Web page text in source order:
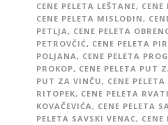
CENE PELETA LEŠTANE,
CENE PELETA MISLOĐIN,
PETLJA, CENE PELETA
PETROVČIĆ, CENE PELETA
POLJANA, CENE PELETA
PROKOP, CENE PELETA PUT
PUT ZA VINČU, CENE
RITOPEK, CENE PELETA RVATI
KOVAČEVIĆA, CENE PELETA
PELETA SAVSKI VENAC, CENE